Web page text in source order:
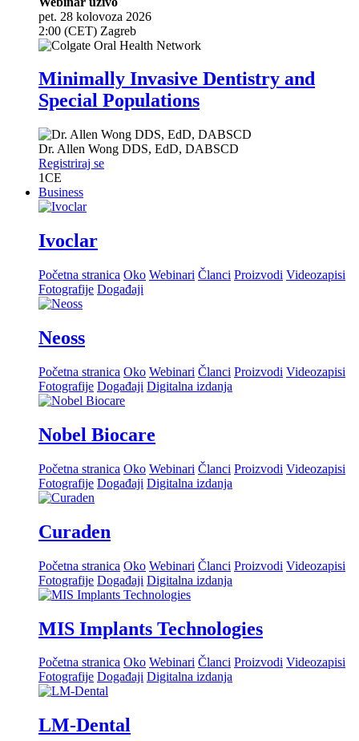
pet. 28 kolovoza 2026
2:00 (CET) Zagreb
Minimally Invasive Dentistry and
Special Populations
Dr. Allen Wong DDS, EdD, DABSCD
Registriraj se
1CE
Business
Ivoclar
Početna stranica Oko Webinari Članci Proizvodi Videozapisi
Fotografije Događaji
Neoss
Početna stranica Oko Webinari Članci Proizvodi Videozapisi
Fotografije Događaji Digitalna izdanja
Nobel Biocare
Početna stranica Oko Webinari Članci Proizvodi Videozapisi
Fotografije Događaji Digitalna izdanja
Curaden
Početna stranica Oko Webinari Članci Proizvodi Videozapisi
Fotografije Događaji Digitalna izdanja
MIS Implants Technologies
Početna stranica Oko Webinari Članci Proizvodi Videozapisi
Fotografije Događaji Digitalna izdanja
LM-Dental